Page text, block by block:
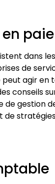
paie
dans
de
agir en
conseils
de gestion
de